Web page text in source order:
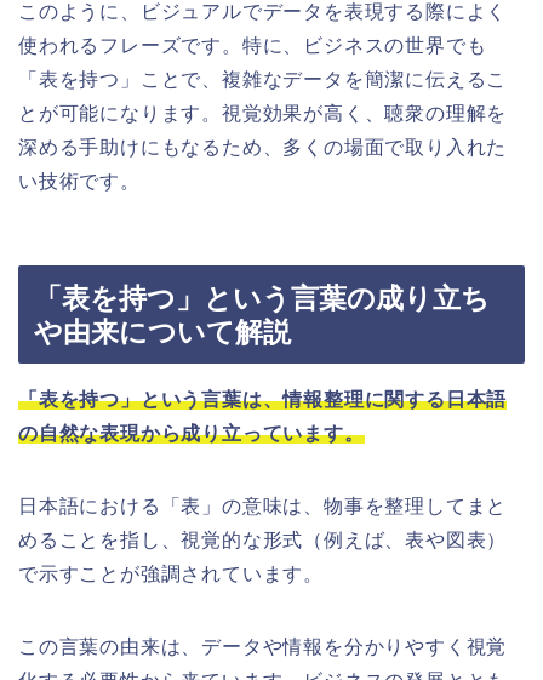
このように、ビジュアルでデータを表現する際によく
使われるフレーズです。特に、ビジネスの世界でも
「表を持つ」ことで、複雑なデータを簡潔に伝えるこ
とが可能になります。視覚効果が高く、聴衆の理解を
深める手助けにもなるため、多くの場面で取り入れた
い技術です。
「表を持つ」という言葉の成り立ち
や由来について解説
「表を持つ」という言葉は、情報整理に関する日本語
の自然な表現から成り立っています。
日本語における「表」の意味は、物事を整理してまと
めることを指し、視覚的な形式（例えば、表や図表）
で示すことが強調されています。
この言葉の由来は、データや情報を分かりやすく視覚